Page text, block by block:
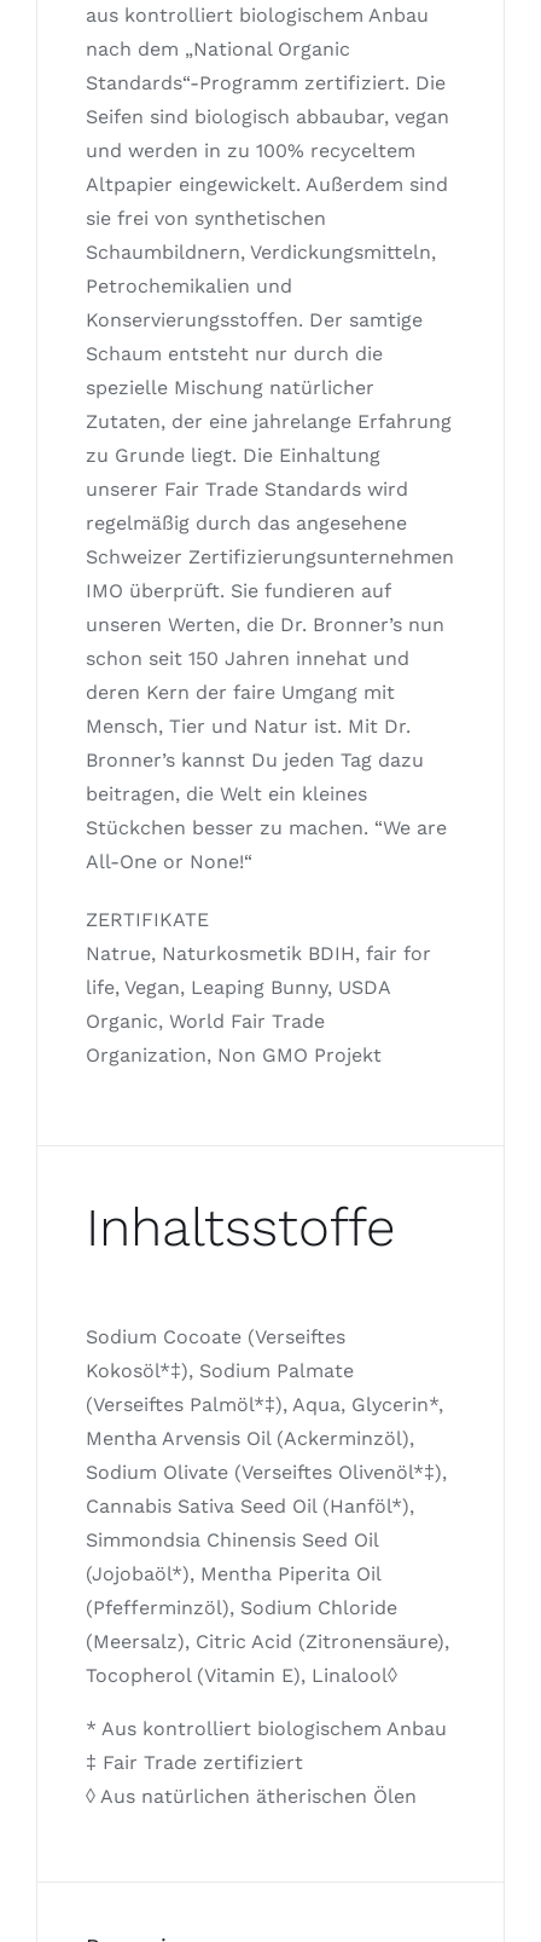
aus kontrolliert biologischem Anbau
nach dem „National Organic
Standards“-Programm zertifiziert. Die
Seifen sind biologisch abbaubar, vegan
und werden in zu 100% recyceltem
Altpapier eingewickelt. Außerdem sind
sie frei von synthetischen
Schaumbildnern, Verdickungsmitteln,
Petrochemikalien und
Konservierungsstoffen. Der samtige
Schaum entsteht nur durch die
spezielle Mischung natürlicher
Zutaten, der eine jahrelange Erfahrung
zu Grunde liegt. Die Einhaltung
unserer Fair Trade Standards wird
regelmäßig durch das angesehene
Schweizer Zertifizierungsunternehmen
IMO überprüft. Sie fundieren auf
unseren Werten, die Dr. Bronner’s nun
schon seit 150 Jahren innehat und
deren Kern der faire Umgang mit
Mensch, Tier und Natur ist. Mit Dr.
Bronner’s kannst Du jeden Tag dazu
beitragen, die Welt ein kleines
Stückchen besser zu machen. “We are
All-One or None!“
ZERTIFIKATE
Natrue, Naturkosmetik BDIH, fair for
life, Vegan, Leaping Bunny, USDA
Organic, World Fair Trade
Organization, Non GMO Projekt
Inhaltsstoffe
Sodium Cocoate (Verseiftes
Kokosöl*‡), Sodium Palmate
(Verseiftes Palmöl*‡), Aqua, Glycerin*,
Mentha Arvensis Oil (Ackerminzöl),
Sodium Olivate (Verseiftes Olivenöl*‡),
Cannabis Sativa Seed Oil (Hanföl*),
Simmondsia Chinensis Seed Oil
(Jojobaöl*), Mentha Piperita Oil
(Pfefferminzöl), Sodium Chloride
(Meersalz), Citric Acid (Zitronensäure),
Tocopherol (Vitamin E), Linalool◊
* Aus kontrolliert biologischem Anbau
‡ Fair Trade zertifiziert
◊ Aus natürlichen ätherischen Ölen